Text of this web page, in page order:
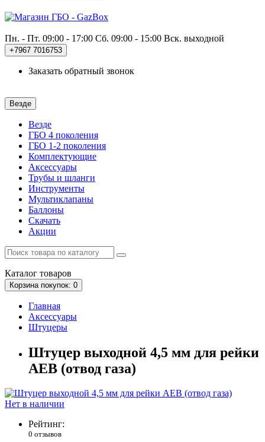
Пн. - Пт. 09:00 - 17:00 Сб. 09:00 - 15:00 Вск. выходной
+7967 7016753
Заказать обратный звонок
Везде
Везде
ГБО 4 поколения
ГБО 1-2 поколения
Комплектующие
Аксессуары
Трубы и шланги
Инструменты
Мультиклапаны
Баллоны
Скачать
Акции
Каталог товаров
Корзина покупок: 0
Главная
Аксессуары
Штуцеры
Штуцер выходной 4,5 мм для рейки
АЕВ (отвод газа)
Нет в наличии
Рейтинг:
0 отзывов